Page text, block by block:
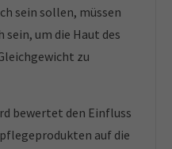
sein sollen, müssen
um die Haut des
zu
bewertet den Einfluss
auf die